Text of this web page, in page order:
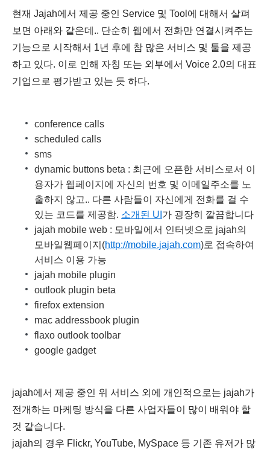
현재 Jajah에서 제공 중인 Service 및 Tool에 대해서 살펴
보면 아래와 같은데.. 단순히 웹에서 전화만 연결시켜주는
기능으로 시작해서 1년 후에 참 많은 서비스 및 툴을 제공
하고 있다. 이로 인해 자칭 또는 외부에서 Voice 2.0의 대표
기업으로 평가받고 있는 듯 하다.
conference calls
scheduled calls
sms
dynamic buttons beta : 최근에 오픈한 서비스로서 이
용자가 웹페이지에 자신의 번호 및 이메일주소를 노
출하지 않고.. 다른 사람들이 자신에게 전화를 걸 수
있는 코드를 제공함. 소개된 UI 가 굉장히 깔끔합니다
jajah mobile web : 모바일에서 인터넷으로 jajah의
모바일웹페이지(http://mobile.jajah.com)로 접속하여
서비스 이용 가능
jajah mobile plugin
outlook plugin beta
firefox extension
mac addressbook plugin
flaxo outlook toolbar
google gadget
jajah에서 제공 중인 위 서비스 외에 개인적으로는 jajah가
전개하는 마케팅 방식을 다른 사업자들이 많이 배워야 할
것 같습니다.
jajah의 경우 Flickr, YouTube, MySpace 등 기존 유저가 많